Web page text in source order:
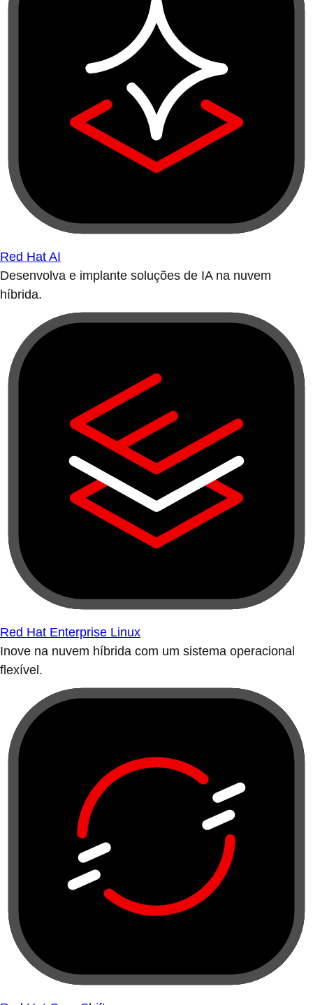
Red Hat AI
Desenvolva e implante soluções de IA na nuvem
híbrida.
Red Hat Enterprise Linux
Inove na nuvem híbrida com um sistema operacional
flexível.